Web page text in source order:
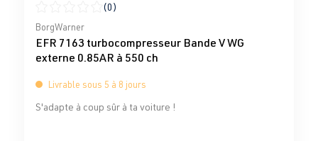
Note moyenne de 0 sur 5 étoiles
(0)
BorgWarner
EFR 7163 turbocompresseur Bande V WG
externe 0.85AR à 550 ch
Livrable sous 5 à 8 jours
S'adapte à coup sûr à ta voiture !